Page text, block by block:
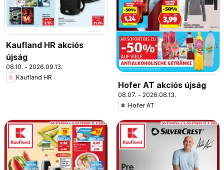
Kaufland HR akciós
újság
08.10. - 2026.09.13.
Kaufland HR
Hofer AT akciós újság
08.07. - 2026.08.13.
Hofer AT